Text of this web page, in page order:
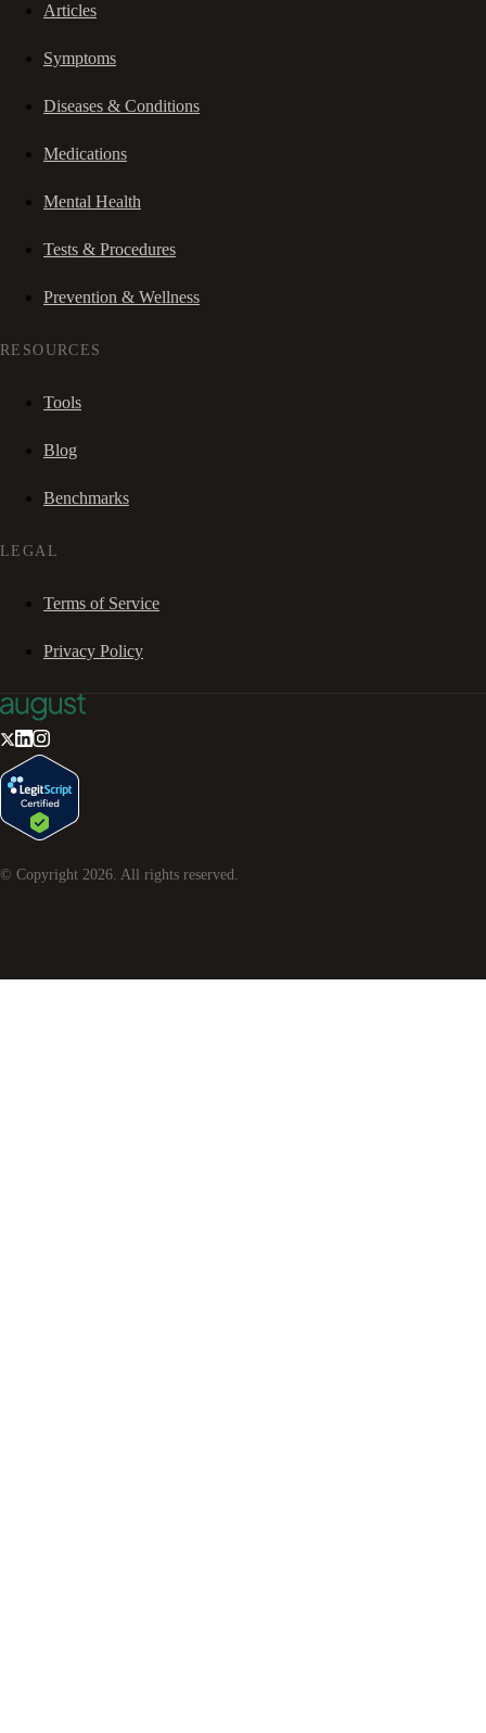
Articles
Symptoms
Diseases & Conditions
Medications
Mental Health
Tests & Procedures
Prevention & Wellness
RESOURCES
Tools
Blog
Benchmarks
LEGAL
Terms of Service
Privacy Policy
© Copyright 2026. All rights reserved.